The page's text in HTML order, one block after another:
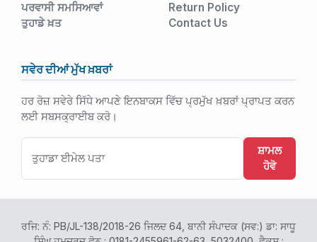
ਪਰਵਾਸੀ ਸਮਸਿਆਵਾਂ
ਤੁਹਾਡੇ ਖ਼ਤ
Return Policy
Contact Us
ਸਵੇਰ ਦੀਆਂ ਮੁੱਖ ਖ਼ਬਰਾਂ
ਹਰ ਰੋਜ਼ ਸਵੇਰੇ ਸਿੱਧੇ ਆਪਣੇ ਇਨਬਾਕਸ ਵਿੱਚ ਪ੍ਰਮੁੱਖ ਖ਼ਬਰਾਂ ਪ੍ਰਾਪਤ ਕਰਨ
ਲਈ ਸਬਸਕ੍ਰਾਈਬ ਕਰੋ।
ਸ਼ਾਮਲ
ਹੋਵੋ
ਰਜਿ: ਨੰ: PB/JL-138/2018-26 ਜਿਲਦ 64, ਬਾਨੀ ਸੰਪਾਦਕ (ਸਵ:) ਡਾ: ਸਾਧੂ